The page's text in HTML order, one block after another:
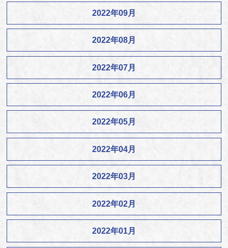
2022年09月
2022年08月
2022年07月
2022年06月
2022年05月
2022年04月
2022年03月
2022年02月
2022年01月